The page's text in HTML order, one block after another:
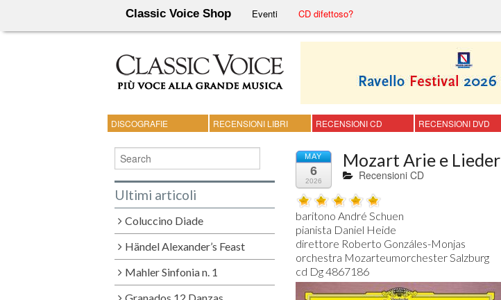
Classic Voice Shop Eventi CD difettoso?
DISCOGRAFIE RECENSIONI LIBRI RECENSIONI CD RECENSIONI DVD
MAY
6
2026
Mozart Arie e Lieder
Recensioni CD
baritono André Schuen
pianista Daniel Heide
direttore Roberto Gonzáles-Monjas
orchestra Mozarteumorchester Salzburg
cd Dg 4867186
Ultimi articoli
Coluccino Diade
Händel Alexander’s Feast
Mahler Sinfonia n. 1